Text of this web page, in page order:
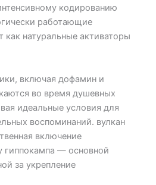
кодированию
работающие
как натуральные активаторы
включая дофамин и
во время душевных
идеальные условия для
воспоминаний. вулкан
включение
гиппокампа — основной
за укрепление